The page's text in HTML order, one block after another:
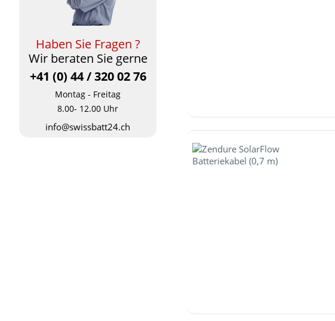
Haben Sie Fragen ?
Wir beraten Sie gerne
+41 (0) 44 / 320 02 76
Montag - Freitag
8.00- 12.00 Uhr
info@swissbatt24.ch